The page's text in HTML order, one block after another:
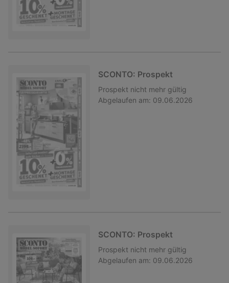
SCONTO: Prospekt
Prospekt nicht mehr gültig
Abgelaufen am: 09.06.2026
SCONTO: Prospekt
Prospekt nicht mehr gültig
Abgelaufen am: 09.06.2026